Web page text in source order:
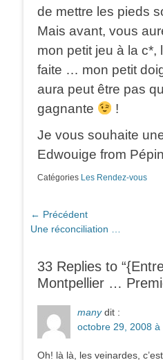
de mettre les pieds
Mais avant, vous
mon petit jeu à la c*,
faite … mon petit
aura peut être pas
gagnante
!
Je vous souhaite
Edwouige from
Catégories Les Rendez-vous
Navigation
de
← Précédent
Article
Une réconciliation …
33 Replies to
Montpellier …
many dit :
octobre 29, 2008 à
Oh! là là, les veinardes,